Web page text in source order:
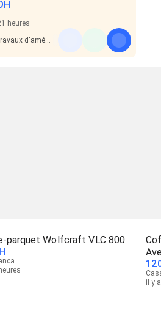
heures
parquet Wolfcraft VLC 800
il y